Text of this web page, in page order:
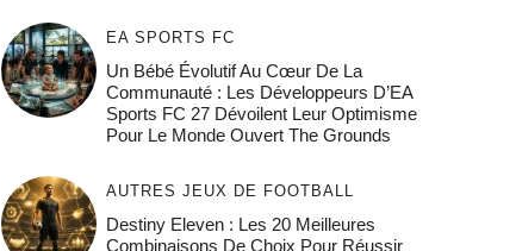
EA SPORTS FC
Un Bébé Évolutif Au Cœur De La
Communauté : Les Développeurs D’EA
Sports FC 27 Dévoilent Leur Optimisme
Pour Le Monde Ouvert The Grounds
AUTRES JEUX DE FOOTBALL
Destiny Eleven : Les 20 Meilleures
Combinaisons De Choix Pour Réussir